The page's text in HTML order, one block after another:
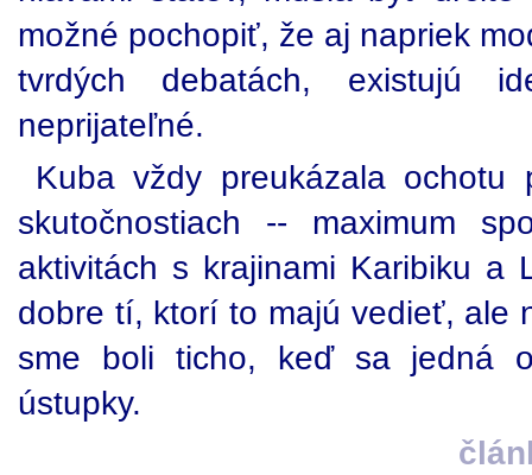
možné pochopiť, že aj napriek
tvrdých debatách, existujú
neprijateľné.
Kuba vždy preukázala
skutočnostiach -- maximum
aktivitách s krajinami Karibiku a
dobre tí, ktorí to majú vedieť, ale
sme boli ticho, keď sa jedná
ústupky.